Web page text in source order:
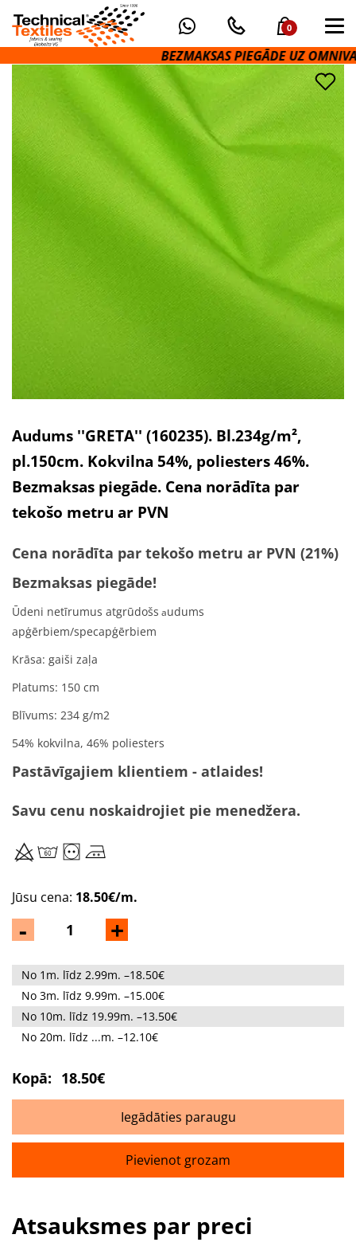
0
BEZMAKSAS PIEGĀDE UZ OMNIVA
Audums ''GRETA'' (160235). Bl.234g/m²,
pl.150cm. Kokvilna 54%, poliesters 46%.
Bezmaksas piegāde. Cena norādīta par
tekošo metru ar PVN
Cena norādīta par tekošo metru ar PVN (21%)
Bezmaksas piegāde!
Ūdeni netīrumus atgrūdošs audums
apģērbiem/specapģērbiem
Krāsa: gaiši zaļa
Platums: 150 cm
Blīvums: 234 g/m2
54% kokvilna, 46% poliesters
Pastāvīgajiem klientiem - atlaides!
Savu cenu noskaidrojiet pie menedžera.
- +
Jūsu cena: 18.50€/m.
No 1m. līdz 2.99m. –18.50€
No 3m. līdz 9.99m. –15.00€
No 10m. līdz 19.99m. –13.50€
No 20m. līdz ...m. –12.10€
Kopā: 18.50€
Iegādāties paraugu
Pievienot grozam
Atsauksmes par preci